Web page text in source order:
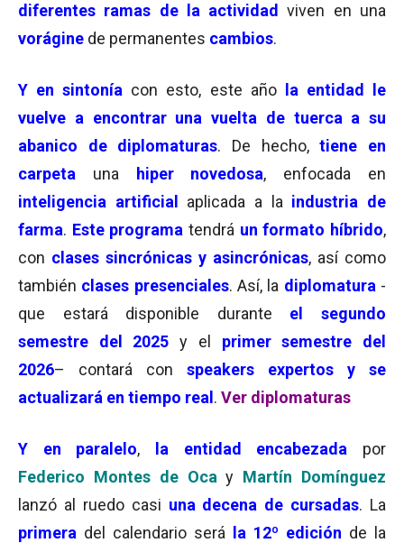
diferentes ramas de la actividadviven en una
vorágine de permanentes cambios.
Y en sintonía con esto, este año
la entidad le
vuelve a encontrar una vuelta de tuerca a su
abanico de diplomaturas. De hecho,tiene en
carpeta una hiper novedosa, enfocada en
inteligencia artificial
aplicada a la industria de
farma. Este programa tendrá un formato híbrido,
con clases sincrónicas y asincrónicas, así como
también clases presenciales. Así, la diplomatura -
que estará disponible durante el segundo
semestre del 2025 y el primer semestre del
2026– contará con speakers expertos y se
actualizará en tiempo real . Ver diplomaturas
Y en paralelo, la entidad encabezada
por
Federico Montes de Ocay Martín Domínguez
lanzó al ruedo casi una decena de cursadas. La
primera del calendario será la 12º edición de la